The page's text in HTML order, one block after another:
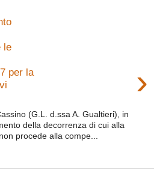
le
per la
›
(G.L. d.ssa A. Gualtieri), in
della decorrenza di cui alla
procede alla compe...